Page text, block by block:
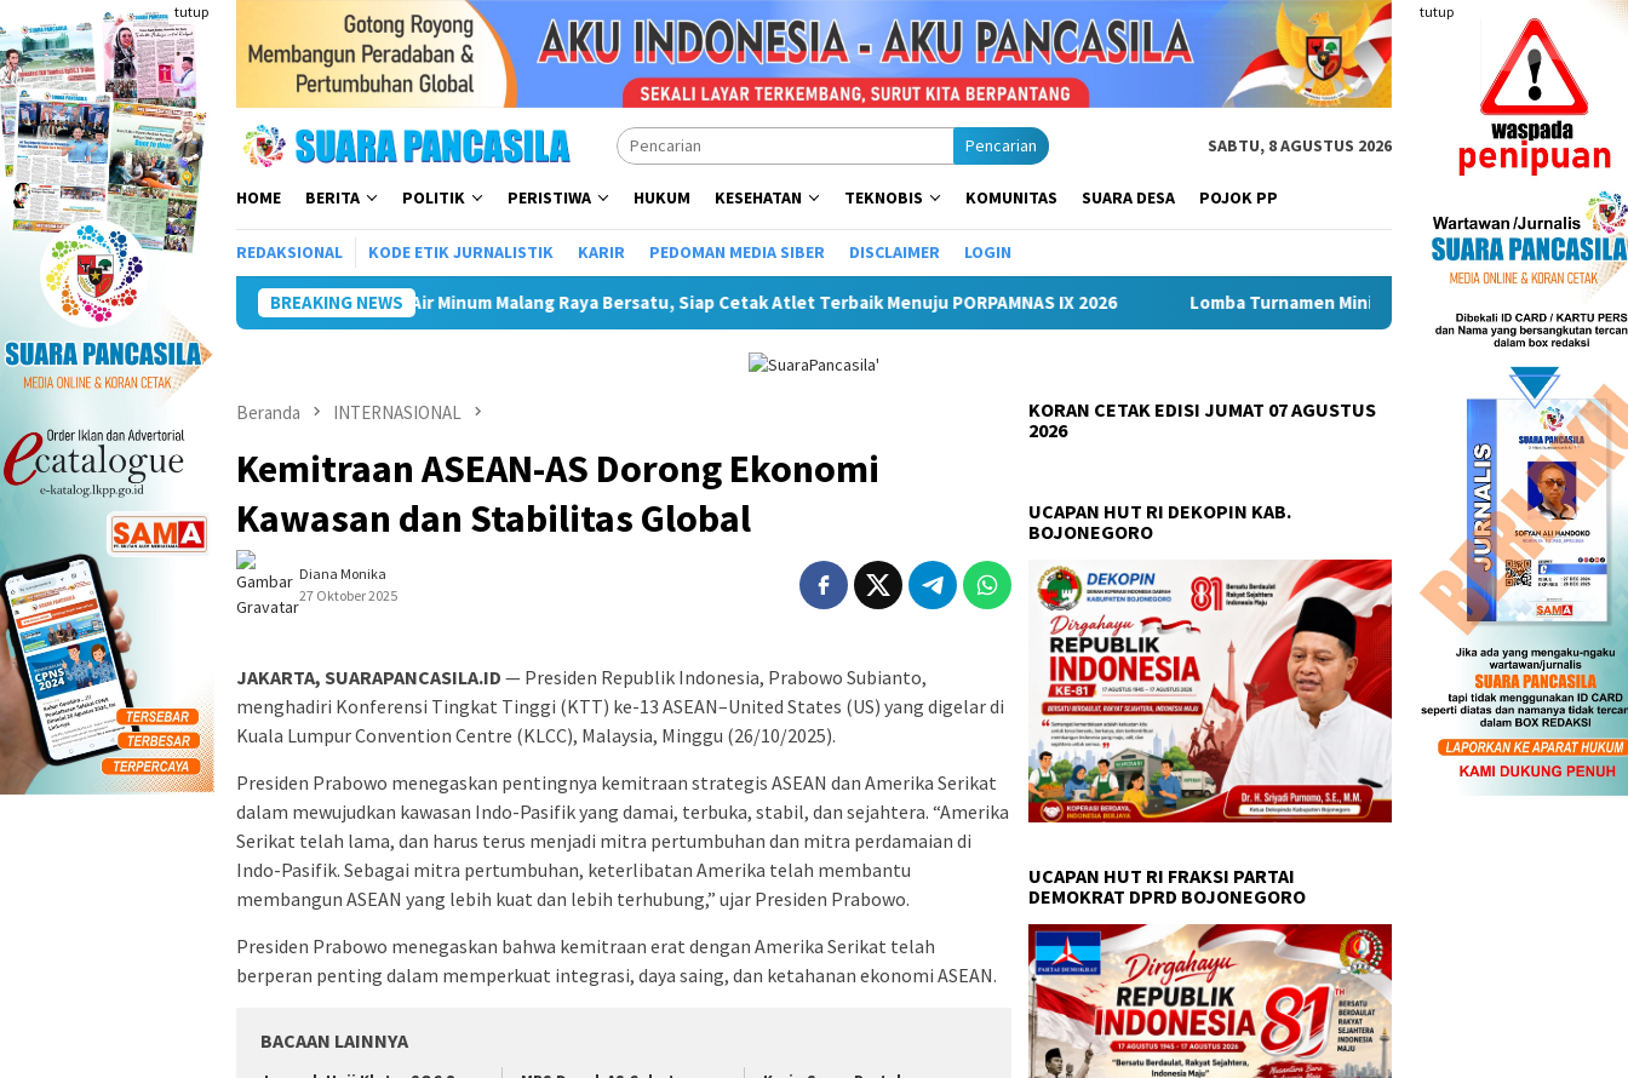
ke
konten
tutup tutup
Pencarian SABTU, 8 AGUSTUS 2026
HOME BERITA POLITIK PERISTIWA HUKUM KESEHATAN TEKNOBIS KOMUNITAS SUARA DESA POJOK PP
REDAKSIONAL KODE ETIK JURNALISTIK KARIR PEDOMAN MEDIA SIBER DISCLAIMER LOGIN
BREAKING NEWS
Tiga BUMD Air Minum Malang Raya Bersatu, Siap Cetak Atlet Terbaik Menuju PORPAMNAS IX 2026 Lomba Turnamen Mini Soccer Antar Organisasi Perangkat Daerah (OPD)
Beranda INTERNASIONAL
Kemitraan ASEAN-AS Dorong Ekonomi
Kawasan dan Stabilitas Global
Diana Monika
27 Oktober 2025
JAKARTA, SUARAPANCASILA.ID — Presiden Republik Indonesia, Prabowo Subianto,
menghadiri Konferensi Tingkat Tinggi (KTT) ke-13 ASEAN–United States (US) yang digelar di
Kuala Lumpur Convention Centre (KLCC), Malaysia, Minggu (26/10/2025).
Presiden Prabowo menegaskan pentingnya kemitraan strategis ASEAN dan Amerika Serikat
dalam mewujudkan kawasan Indo-Pasifik yang damai, terbuka, stabil, dan sejahtera. “Amerika
Serikat telah lama, dan harus terus menjadi mitra pertumbuhan dan mitra perdamaian di
Indo-Pasifik. Sebagai mitra pertumbuhan, keterlibatan Amerika telah membantu
membangun ASEAN yang lebih kuat dan lebih terhubung,” ujar Presiden Prabowo.
Presiden Prabowo menegaskan bahwa kemitraan erat dengan Amerika Serikat telah
berperan penting dalam memperkuat integrasi, daya saing, dan ketahanan ekonomi ASEAN.
BACAAN LAINNYA
KORAN CETAK EDISI JUMAT 07 AGUSTUS
2026
UCAPAN HUT RI DEKOPIN KAB.
BOJONEGORO
UCAPAN HUT RI FRAKSI PARTAI
DEMOKRAT DPRD BOJONEGORO